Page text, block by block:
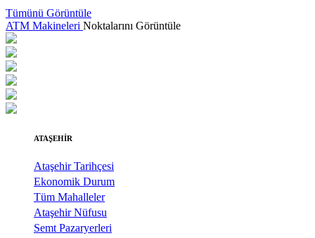
Tümünü Görüntüle
ATM Makineleri Noktalarını Görüntüle
ATAŞEHİR
Ataşehir Tarihçesi
Ekonomik Durum
Tüm Mahalleler
Ataşehir Nüfusu
Semt Pazaryerleri